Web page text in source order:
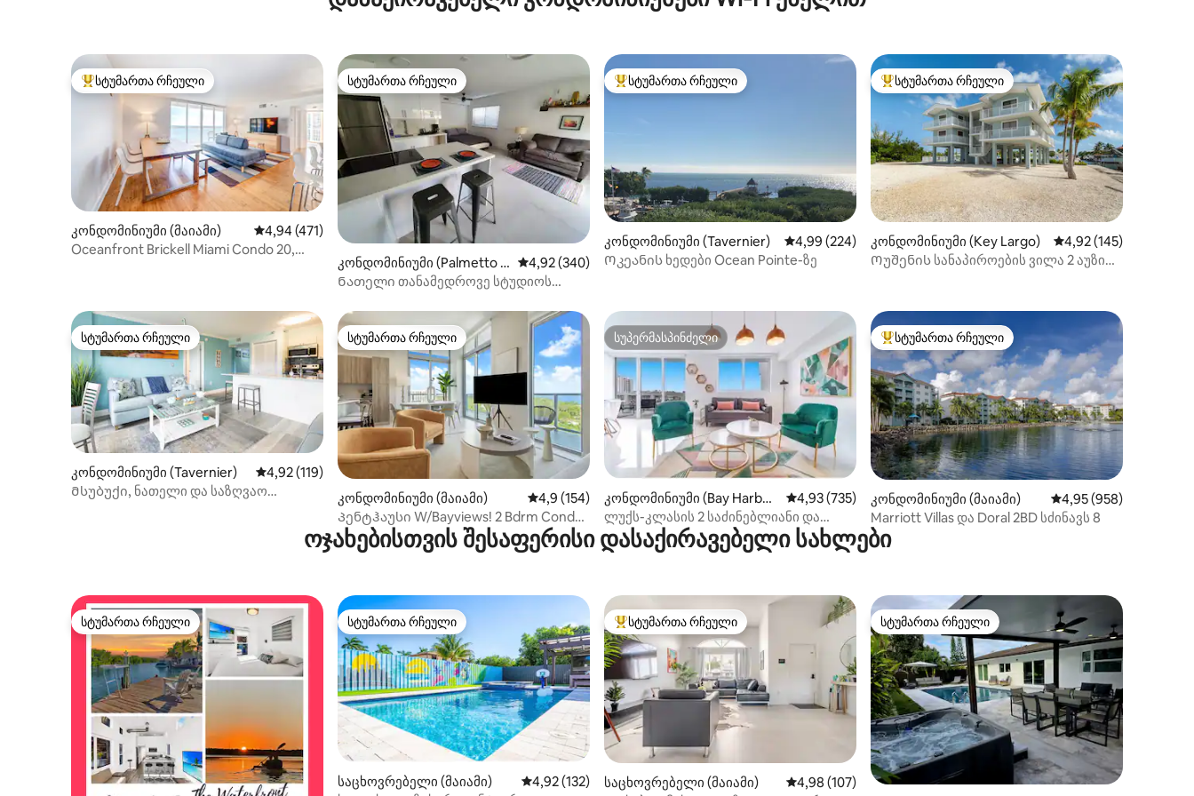
სტუმართა რჩეული მოწინავე ვარიანტი
სტუმართა რჩეული
კონდომინიუმი (მაიამი) საშუალო შეფასებაა 5‑დან 4,94, 471 მიმოხილვა
4,94 (471)
Oceanfront Brickell Miami Condo 20,
სტუმართა რჩეული
სტუმართა რჩეული
კონდომინიუმი (Palmetto B
ay)
საშუალო შეფასებაა 5‑დან 4,92, 340 მიმოხილვა
4,92 (340)
Ნათელი თანამედროვე სტუდიოს
სტუმართა რჩეული მოწინავე ვარიანტი
სტუმართა რჩეული
კონდომინიუმი (Tavernier) საშუალო შეფასებაა 5‑დან 4,99, 224 მიმოხილვა
4,99 (224)
Ოკეანის ხედები Ocean Pointe-ზე
სტუმართა რჩეული მოწინავე ვარიანტი
სტუმართა რჩეული
კონდომინიუმი (Key Largo) საშუალო შეფასებაა
4,92 (145)
Ოუშენის სანაპიროების ვილა 2 აუზითა
სტუმართა რჩეული
სტუმართა რჩეული
კონდომინიუმი (Tavernier) საშუალო შეფასებაა 5‑დან 4,92, 119 მიმოხილვა
4,92 (119)
Მსუბუქი, ნათელი და საზღვაო
სტუმართა რჩეული
სტუმართა რჩეული
კონდომინიუმი (მაიამი) საშუალო შეფასებაა 5‑დან 4,9, 154 მიმოხილვა
4,9 (154)
Პენტჰაუსი W/Bayviews! 2 Bdrm Condo
In Miami Design
სუპერმასპინძელი
სუპერმასპინძელი
კონდომინიუმი (Bay Harbor
Islands)
საშუალო შეფასებაა 5‑დან 4,93, 735 მიმოხილვა
4,93 (735)
ლუქს-კლასის 2 საძინებლიანი და
3 სააბაზანო საცხოვრებელი პლაჟთან
ფეხით სავალ მანძილზე, აუზით და
სტუმართა რჩეული მოწინავე ვარიანტი
სტუმართა რჩეული
კონდომინიუმი (მაიამი) საშუალო შეფასებაა
4,95 (958)
Marriott Villas და Doral 2BD სძინავს 8
ოჯახებისთვის შესაფერისი დასაქირავებელი სახლები
სტუმართა რჩეული
სტუმართა რჩეული სტუმართა რჩეული
სტუმართა რჩეული
საცხოვრებელი (მაიამი) საშუალო შეფასებაა 5‑დან 4,92, 132 მიმოხილვა
4,92 (132)
სტუმართა რჩეული მოწინავე ვარიანტი
სტუმართა რჩეული
საცხოვრებელი (მაიამი) საშუალო შეფასებაა 5‑დან 4,98, 107 მიმოხილვა
4,98 (107)
სტუმართა რჩეული
სტუმართა რჩეული